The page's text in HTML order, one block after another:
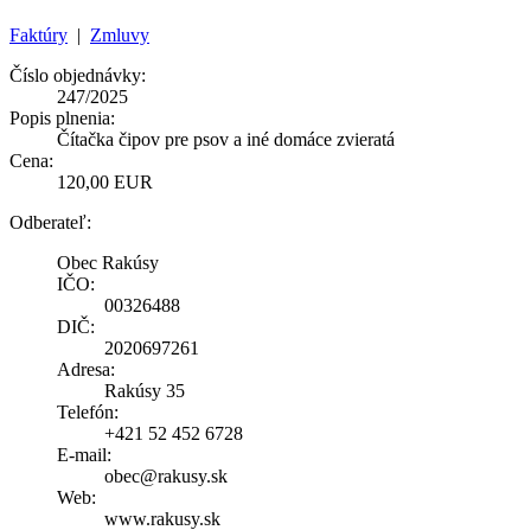
Faktúry | Zmluvy
Číslo objednávky:
247/2025
Popis plnenia:
Čítačka čipov pre psov a iné domáce zvieratá
Cena:
120,00 EUR
Odberateľ:
Obec Rakúsy
IČO:
00326488
DIČ:
2020697261
Adresa:
Rakúsy 35
Telefón:
+421 52 452 6728
E-mail:
obec@rakusy.sk
Web:
www.rakusy.sk